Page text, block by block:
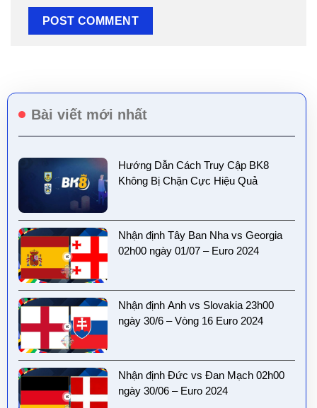
Bài viết mới nhất
Hướng Dẫn Cách Truy Cập BK8
Không Bị Chặn Cực Hiệu Quả
Nhận định Tây Ban Nha vs Georgia
02h00 ngày 01/07 – Euro 2024
Nhận định Anh vs Slovakia 23h00
ngày 30/6 – Vòng 16 Euro 2024
Nhận định Đức vs Đan Mạch 02h00
ngày 30/06 – Euro 2024